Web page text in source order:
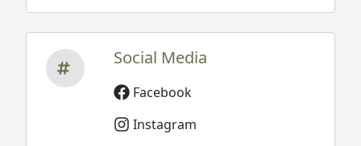
Social Media
Facebook
Instagram